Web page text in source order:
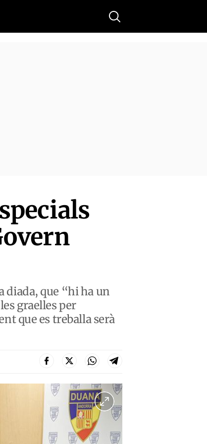
Buscar
diada, que “hi ha un
graelles per
que es treballa serà